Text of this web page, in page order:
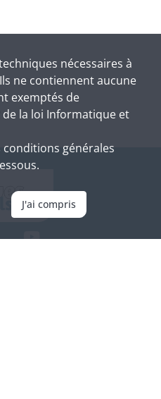
nécessaires à
ne contiennent aucune
exemptés de
la loi Informatique et
générales
J'ai compris